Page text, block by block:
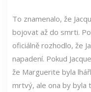
To znamenalo, že
bojovat až do smrti.
oficiálně rozhodlo, že
napadení. Pokud
že Marguerite byla
mrtvý, ale ona by byla